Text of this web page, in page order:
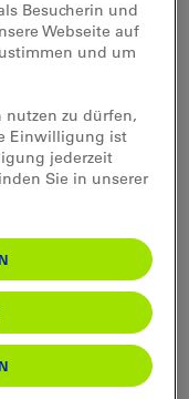
neue
Signal
deshalb die
seit 8 Jahren
und hat den
Besucherin und
Webseite auf
und um
nutzen zu dürfen,
Einwilligung ist
jederzeit
Sie in unserer